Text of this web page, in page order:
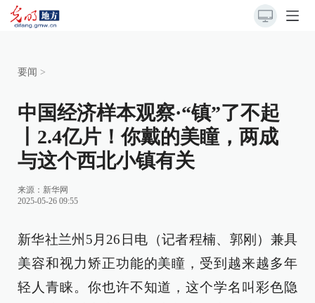
要闻 >
中国经济样本观察·“镇”了不起
丨2.4亿片！你戴的美瞳，两成
与这个西北小镇有关
来源： 新华网
2025-05-26 09:55
新华社兰州5月26日电（记者程楠、郭刚）兼具
美容和视力矫正功能的美瞳，受到越来越多年
轻人青睐。你也许不知道，这个学名叫彩色隐